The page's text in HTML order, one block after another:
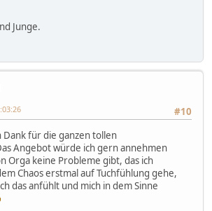
Junge.
#10
Dank für die ganzen tollen
Angebot würde ich gern annehmen
Orga keine Probleme gibt, das ich
Chaos erstmal auf Tuchfühlung gehe,
das anfühlt und mich in dem Sinne